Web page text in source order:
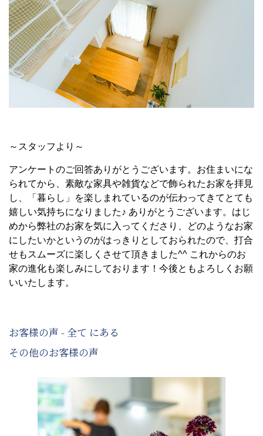
～スタッフより～
アンケートのご回答ありがとうございます。お住まいにな
られてから、素敵な家具や雑貨などで飾られたお家を拝見
し、「暮らし」を楽しまれているのが伝わってきてとても
嬉しい気持ちになりました♪ ありがとうございます。はじ
めから弊社のお家を気に入ってくださり、どのようなお家
にしたいかというのがはっきりとしておられたので、打合
せもスムーズに楽しくさせて頂きました^^ これからのお
家の進化も楽しみにしております！今後ともよろしくお願
いいたします。
お客様の声 - 全て にある
その他のお客様の声